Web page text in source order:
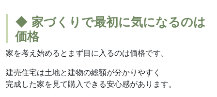
◆ 家づくりで最初に気になるのは
価格
家を考え始めるとまず目に入るのは価格です。
建売住宅は土地と建物の総額が分かりやすく
完成した家を見て購入できる安心感があります。